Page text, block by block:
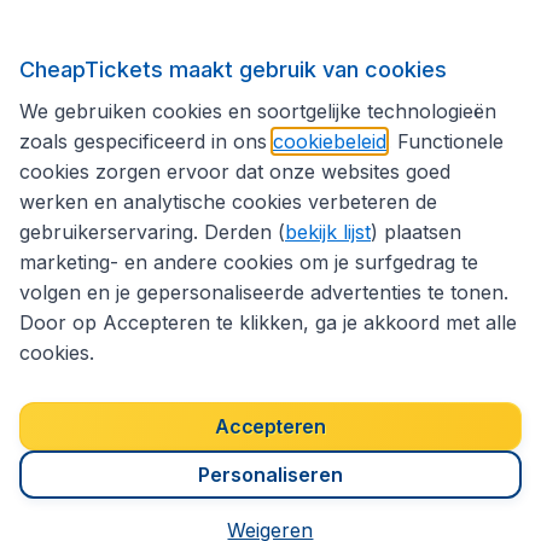
Volg CheapTickets.nl
Privacybeleid
Copyright © 2026
CheapTickets maakt gebruik van cookies
We gebruiken cookies en soortgelijke technologieën
zoals gespecificeerd in ons cookiebeleid . Functionele
cookies zorgen ervoor dat onze websites goed
werken en analytische cookies verbeteren de
gebruikerservaring. Derden (bekijk lijst) plaatsen
marketing- en andere cookies om je surfgedrag te
volgen en je gepersonaliseerde advertenties te tonen.
Door op Accepteren te klikken, ga je akkoord met alle
cookies.
Accepteren
Personaliseren
Weigeren